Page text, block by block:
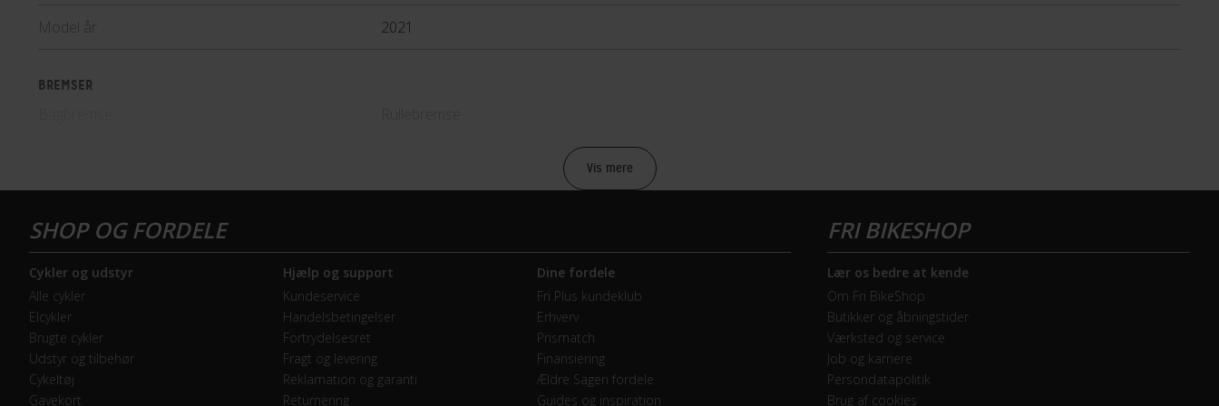
Model år 2021
BREMSER
Kranksæt
Samlet antal gear
Skiftegreb Tommelskifter
Vis mere
Cykler og udstyr
Alle cykler
Elcykler
Brugte cykler
Udstyr og tilbehør
Cykeltøj
Gavekort
Hjælp og support
Kundeservice
Handelsbetingelser
Fortrydelsesret
Fragt og levering
Reklamation og garanti
Returnering
Dine fordele
Fri Plus kundeklub
Erhverv
Prismatch
Finansiering
Ældre Sagen fordele
Guides og inspiration
Lær os bedre at kende
Om Fri BikeShop
Butikker og åbningstider
Værksted og service
Job og karriere
Persondatapolitik
Brug af cookies